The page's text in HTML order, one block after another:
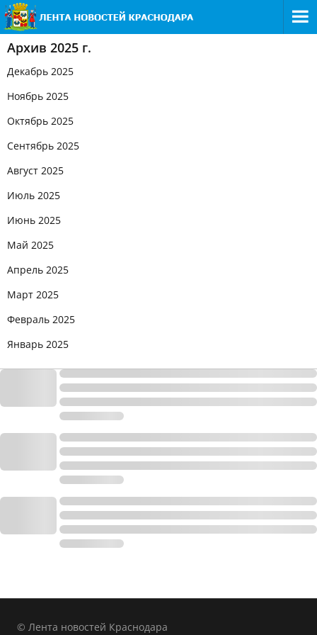
Архив 2025 г.
Декабрь 2025
Ноябрь 2025
Октябрь 2025
Сентябрь 2025
Август 2025
Июль 2025
Июнь 2025
Май 2025
Апрель 2025
Март 2025
Февраль 2025
Январь 2025
© Лента новостей Краснодара